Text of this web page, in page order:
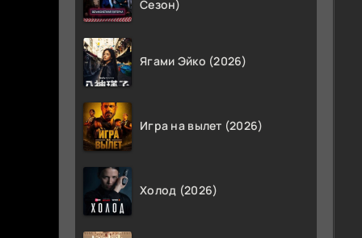
Сезон)
Ягами Эйко (2026)
Игра на вылет (2026)
Холод (2026)